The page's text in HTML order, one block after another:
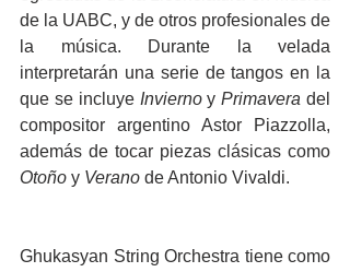
de la UABC, y de otros profesionales de
la música. Durante la velada
interpretarán una serie de tangos en la
que se incluye Invierno y Primavera del
compositor argentino Astor Piazzolla,
Otoño y Verano de Antonio Vivaldi.
Ghukasyan String Orchestra tiene como